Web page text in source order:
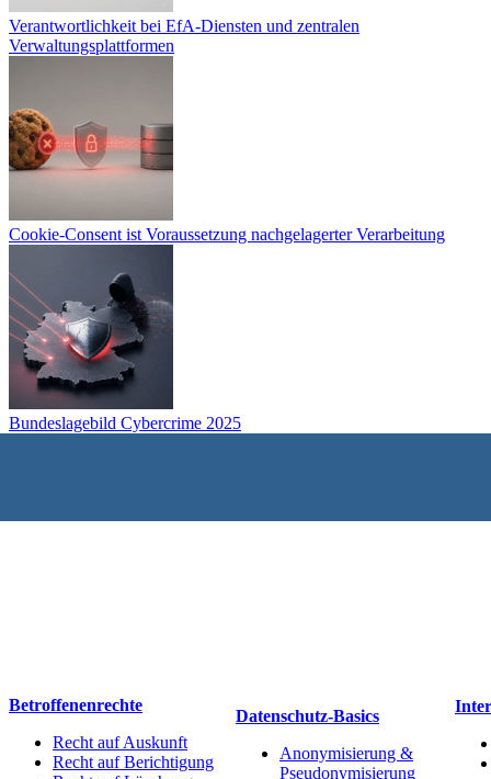
Verantwortlichkeit bei EfA-Diensten und zentralen
Verwaltungsplattformen
Cookie-Consent ist Voraussetzung nachgelagerter Verarbeitung
Bundeslagebild Cybercrime 2025
Betroffenenrechte
Recht auf Auskunft
Recht auf Berichtigung
Datenschutz-Basics
Anonymisierung &
Pseudonymisierung